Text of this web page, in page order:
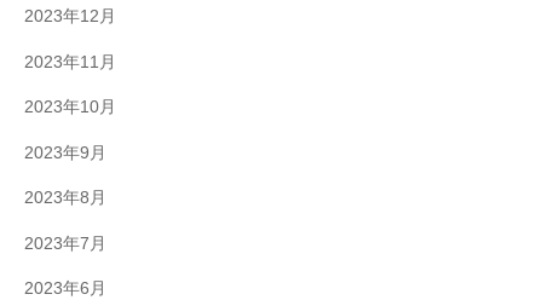
2023年12月
2023年11月
2023年10月
2023年9月
2023年8月
2023年7月
2023年6月